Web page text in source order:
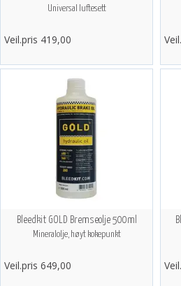
Universal luftesett
Veil.pris 419,00
Bleedkit GOLD Bremseolje 500ml
Mineralolje, høyt kokepunkt
Veil.pris 649,00